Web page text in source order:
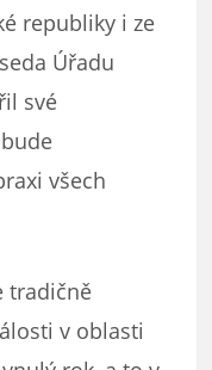
republiky i ze
Úřadu
své
všech
tradičně
v oblasti